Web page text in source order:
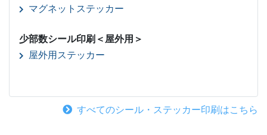
マグネットステッカー
少部数シール印刷＜屋外用＞
屋外用ステッカー
すべてのシール・ステッカー印刷はこちら